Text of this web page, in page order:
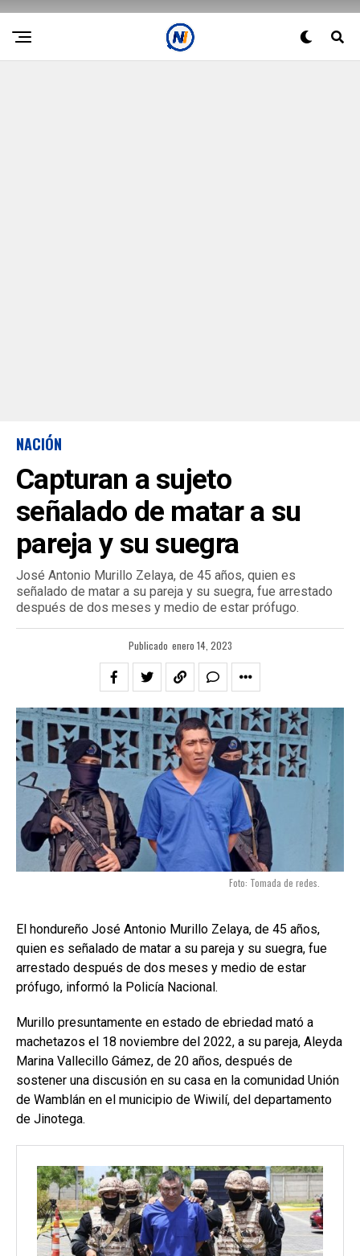
NACIÓN
Capturan a sujeto
señalado de matar a su
pareja y su suegra
José Antonio Murillo Zelaya, de 45 años, quien es
señalado de matar a su pareja y su suegra, fue arrestado
después de dos meses y medio de estar prófugo.
Publicado enero 14, 2023
Foto: Tomada de redes.
El hondureño José Antonio Murillo Zelaya, de 45 años,
quien es señalado de matar a su pareja y su suegra, fue
arrestado después de dos meses y medio de estar
prófugo, informó la Policía Nacional.
Murillo presuntamente en estado de ebriedad mató a
machetazos el 18 noviembre del 2022, a su pareja, Aleyda
Marina Vallecillo Gámez, de 20 años, después de
sostener una discusión en su casa en la comunidad Unión
de Wamblán en el municipio de Wiwilí, del departamento
de Jinotega.